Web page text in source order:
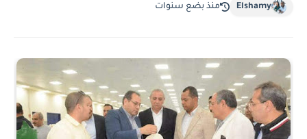
Elshamy منذ بضع سنوات